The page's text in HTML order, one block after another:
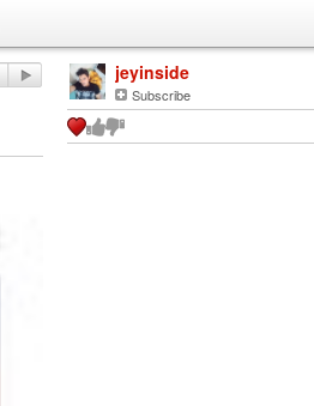
jeyinside
Subscribe